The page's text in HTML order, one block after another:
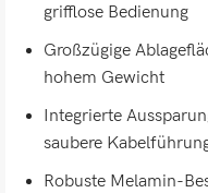
grifflose Bedienung
Großzügige
hohem Gewicht
Integrierte
saubere
Robuste Melamin-